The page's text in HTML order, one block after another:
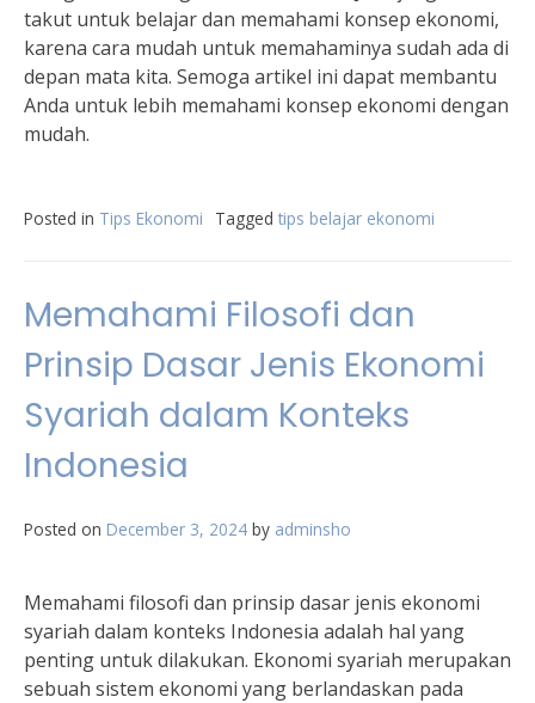
takut untuk belajar dan memahami konsep ekonomi,
karena cara mudah untuk memahaminya sudah ada di
depan mata kita. Semoga artikel ini dapat membantu
Anda untuk lebih memahami konsep ekonomi dengan
mudah.
Posted in Tips Ekonomi Tagged tips belajar ekonomi
Memahami Filosofi dan
Prinsip Dasar Jenis Ekonomi
Syariah dalam Konteks
Indonesia
Posted on December 3, 2024 by adminsho
Memahami filosofi dan prinsip dasar jenis ekonomi
syariah dalam konteks Indonesia adalah hal yang
penting untuk dilakukan. Ekonomi syariah merupakan
sebuah sistem ekonomi yang berlandaskan pada